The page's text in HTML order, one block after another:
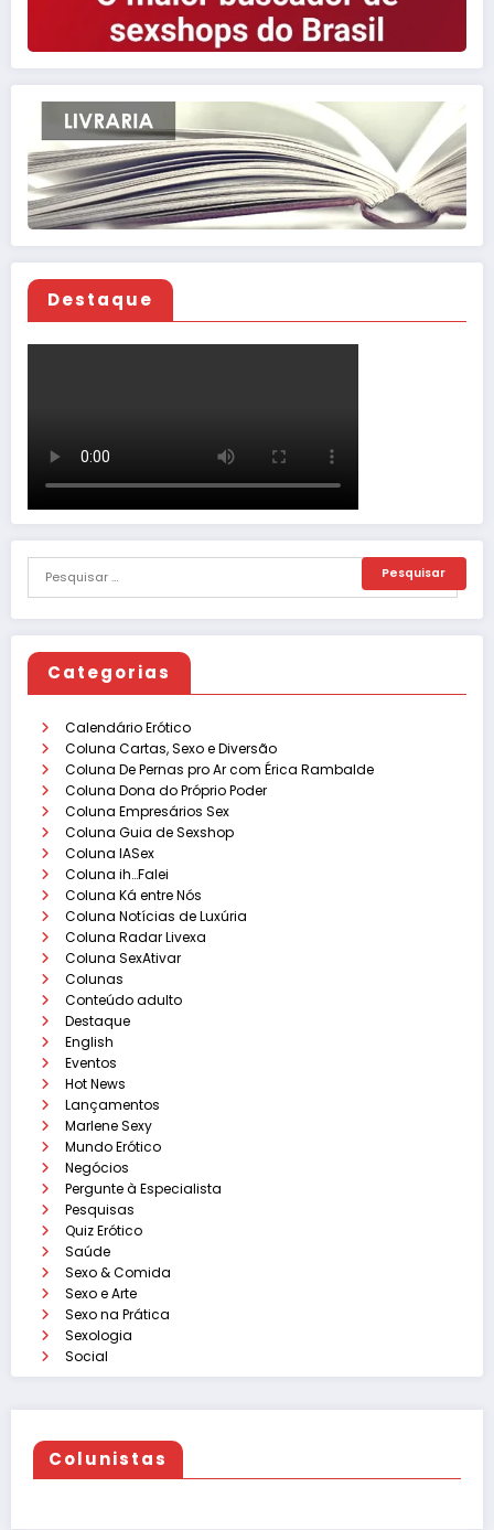
Destaque
Categorias
Calendário Erótico
Coluna Cartas, Sexo e Diversão
Coluna De Pernas pro Ar com Érica Rambalde
Coluna Dona do Próprio Poder
Coluna Empresários Sex
Coluna Guia de Sexshop
Coluna IASex
Coluna ih…Falei
Coluna Ká entre Nós
Coluna Notícias de Luxúria
Coluna Radar Livexa
Coluna SexAtivar
Colunas
Conteúdo adulto
Destaque
English
Eventos
Hot News
Lançamentos
Marlene Sexy
Mundo Erótico
Negócios
Pergunte à Especialista
Pesquisas
Quiz Erótico
Saúde
Sexo & Comida
Sexo e Arte
Sexo na Prática
Sexologia
Social
Colunistas